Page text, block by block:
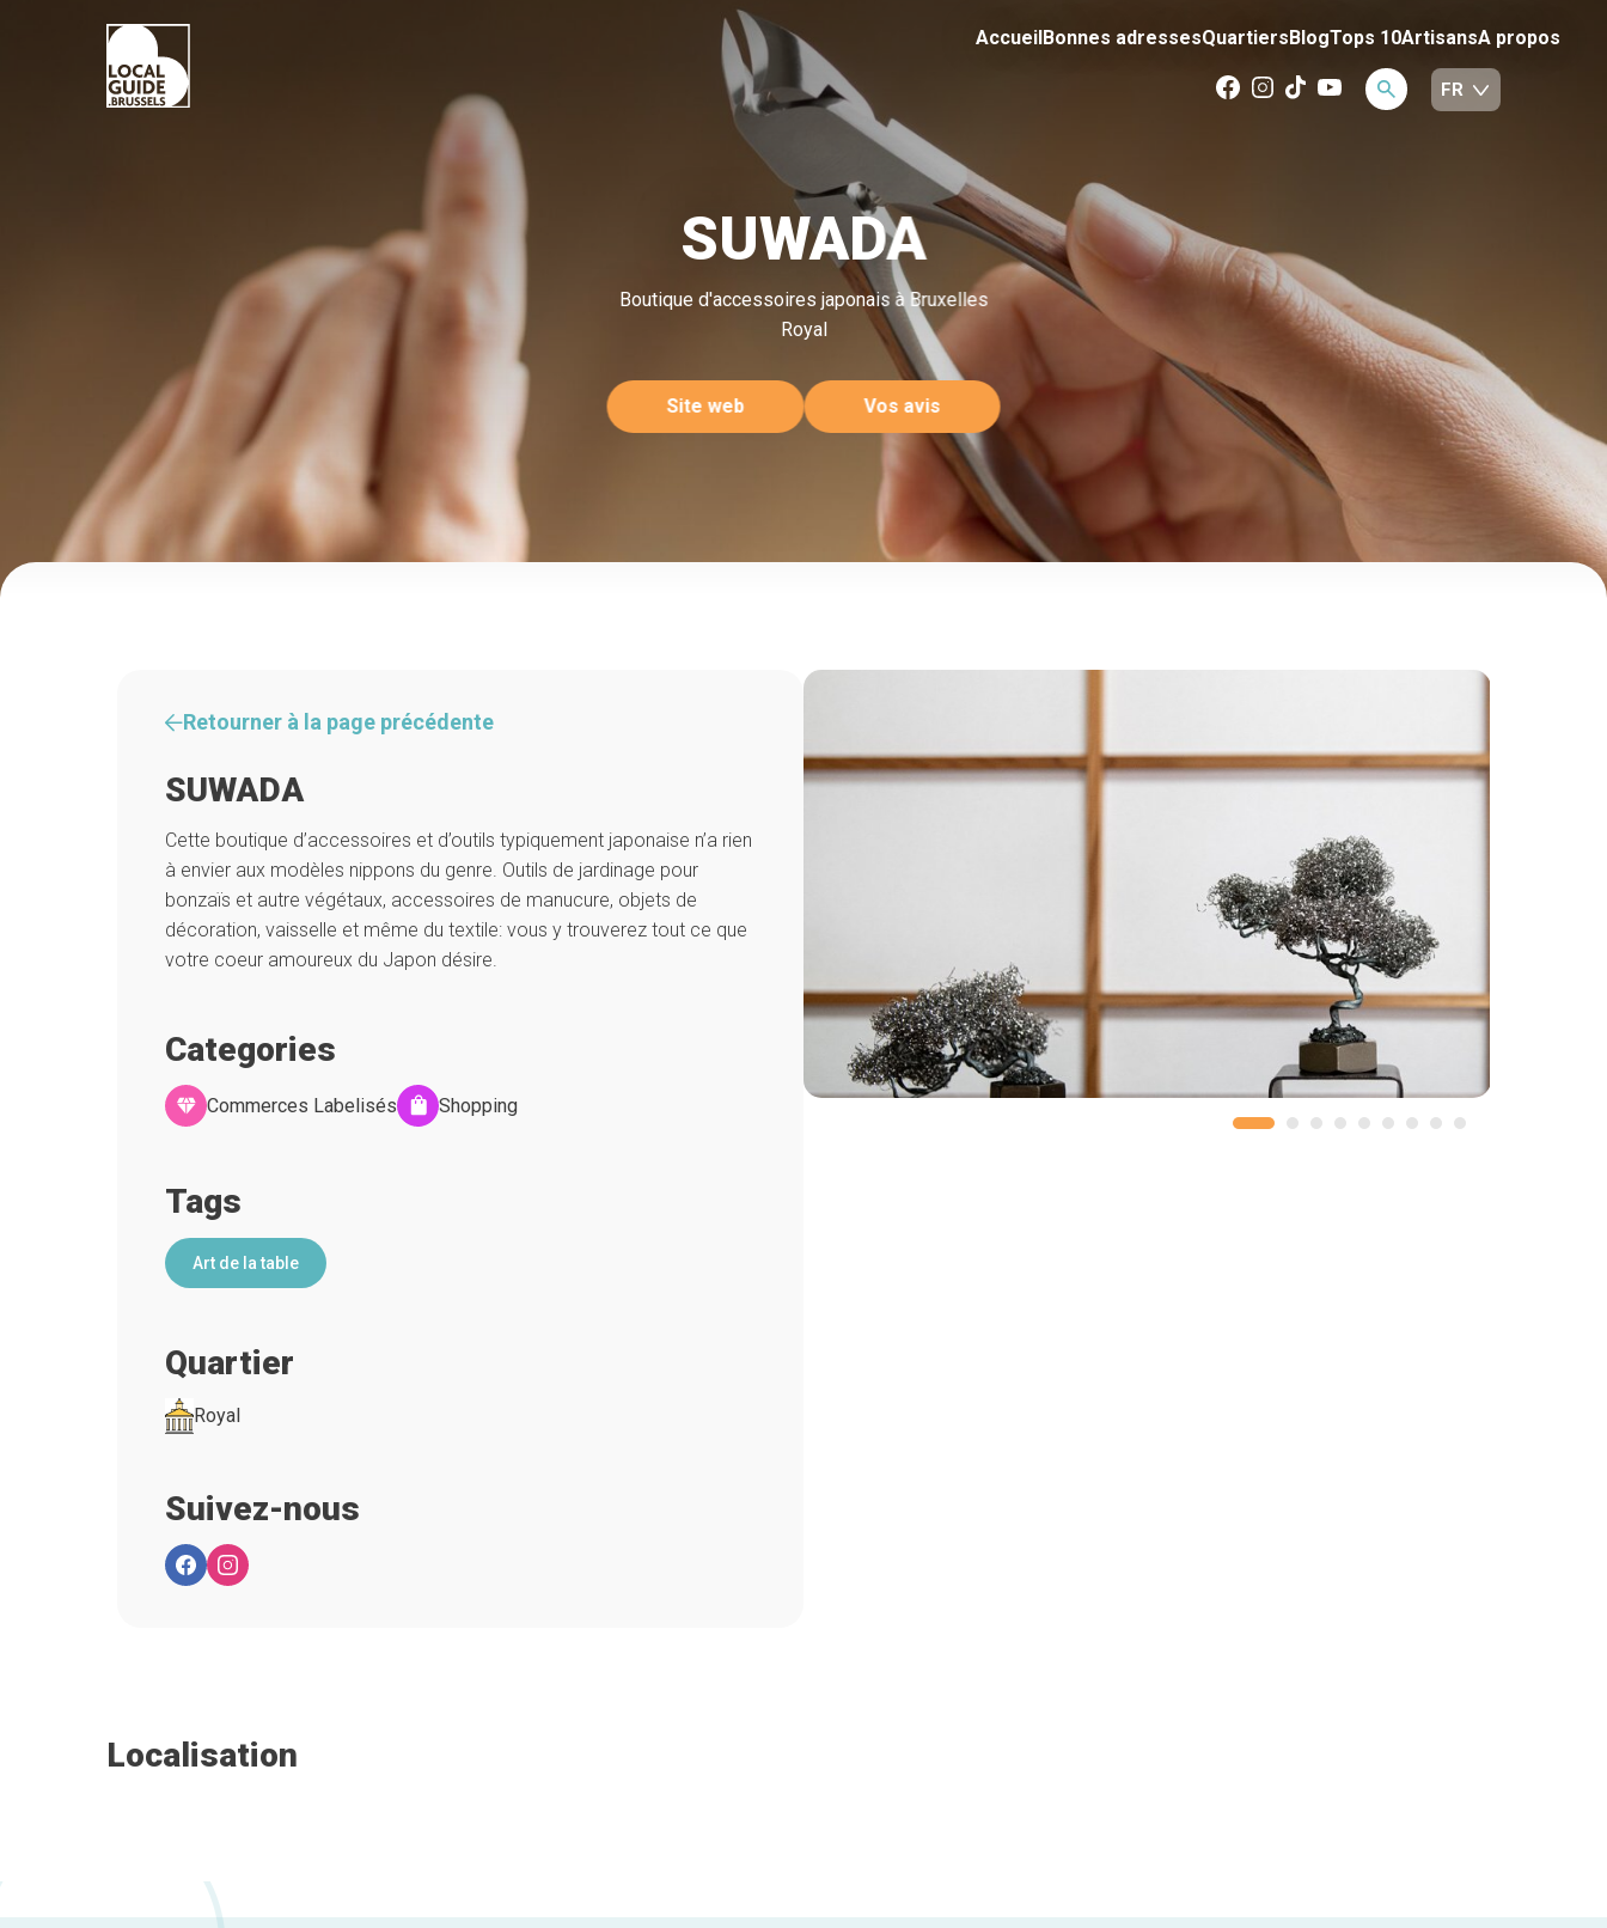
AccueilBonnes adressesQuartiersBlogTops 10ArtisansA propos
SUWADA
Boutique d'accessoires japonais à Bruxelles
Royal
Site web Vos avis
Retourner à la page précédente
SUWADA
Cette boutique d’accessoires et d’outils typiquement japonaise n’a rien
à envier aux modèles nippons du genre. Outils de jardinage pour
bonzaïs et autre végétaux, accessoires de manucure, objets de
décoration, vaisselle et même du textile: vous y trouverez tout ce que
votre coeur amoureux du Japon désire.
Categories
Commerces Labelisés Shopping
Tags
Art de la table
Quartier
Royal
Suivez-nous
Localisation